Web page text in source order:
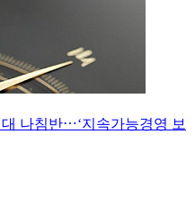
나침반⋯‘지속가능경영 보